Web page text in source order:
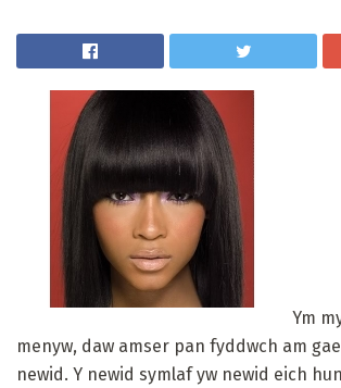
Ym
menyw, daw amser pan fyddwch am
newid. Y newid symlaf yw newid eich